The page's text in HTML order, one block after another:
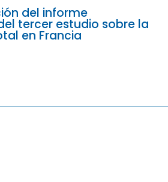
del informe
tercer estudio sobre la
en Francia